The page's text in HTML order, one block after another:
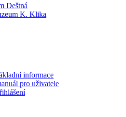
Deštná
K. Klika
informace
pro uživatele